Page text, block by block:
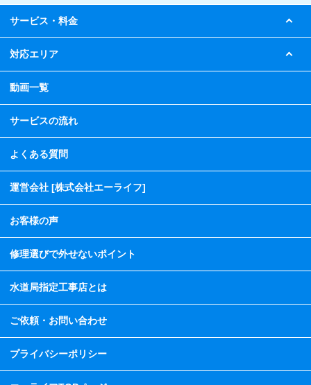
サービス・料金
対応エリア
動画一覧
サービスの流れ
よくある質問
運営会社 [株式会社エーライフ]
お客様の声
修理選びで外せないポイント
水道局指定工事店とは
ご依頼・お問い合わせ
プライバシーポリシー